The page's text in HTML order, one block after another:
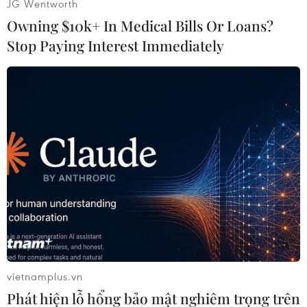
JG Wentworth
Owning $10k+ In Medical Bills Or Loans?
Stop Paying Interest Immediately
vietnamplus.vn
Phát hiện lỗ hổng bảo mật nghiêm trọng trên